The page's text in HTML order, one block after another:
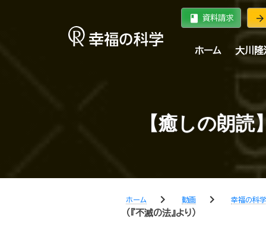
book 資料請求 arrow_forward
ホーム 大川隆
【癒しの朗
ホーム chevron_right 動画 chevron_right 幸福の科
（『不滅の法』より）